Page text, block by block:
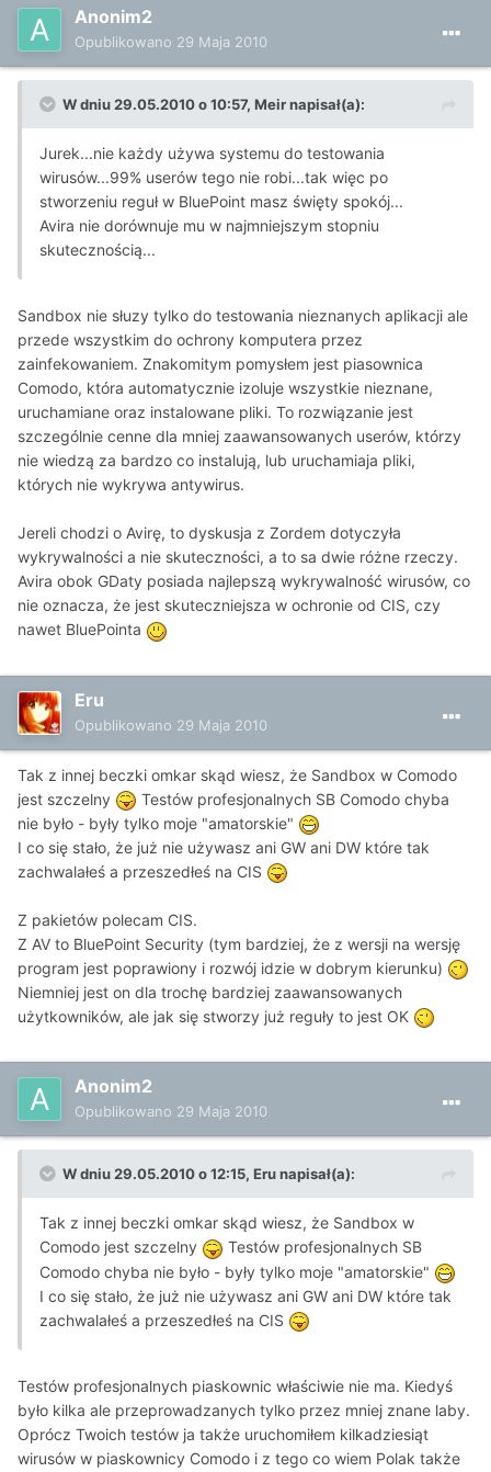
Anonim2
Opublikowano 29 Maja 2010
W dniu 29.05.2010 o 10:57, Meir napisał(a):
Jurek...nie każdy używa systemu do testowania
wirusów...99% userów tego nie robi...tak więc po
stworzeniu reguł w BluePoint masz święty spokój...
Avira nie dorównuje mu w najmniejszym stopniu
skutecznością...
Sandbox nie słuzy tylko do testowania nieznanych aplikacji ale
przede wszystkim do ochrony komputera przez
zainfekowaniem. Znakomitym pomysłem jest piasownica
Comodo, która automatycznie izoluje wszystkie nieznane,
uruchamiane oraz instalowane pliki. To rozwiązanie jest
szczególnie cenne dla mniej zaawansowanych userów, którzy
nie wiedzą za bardzo co instalują, lub uruchamiaja pliki,
których nie wykrywa antywirus.
Jereli chodzi o Avirę, to dyskusja z Zordem dotyczyła
wykrywalności a nie skuteczności, a to sa dwie różne rzeczy.
Avira obok GDaty posiada najlepszą wykrywalność wirusów, co
nie oznacza, że jest skuteczniejsza w ochronie od CIS, czy
nawet BluePointa
Eru
Opublikowano 29 Maja 2010
Tak z innej beczki omkar skąd wiesz, że Sandbox w Comodo
jest szczelny
Testów profesjonalnych SB Comodo chyba
nie było - były tylko moje "amatorskie"
I co się stało, że już nie używasz ani GW ani DW które tak
zachwalałeś a przeszedłeś na CIS
Z pakietów polecam CIS.
Z AV to BluePoint Security (tym bardziej, że z wersji na wersję
program jest poprawiony i rozwój idzie w dobrym kierunku)
Niemniej jest on dla trochę bardziej zaawansowanych
użytkowników, ale jak się stworzy już reguły to jest OK
Anonim2
Opublikowano 29 Maja 2010
W dniu 29.05.2010 o 12:15, Eru napisał(a):
Tak z innej beczki omkar skąd wiesz, że Sandbox w
Comodo jest szczelny
Testów profesjonalnych SB
Comodo chyba nie było - były tylko moje "amatorskie"
I co się stało, że już nie używasz ani GW ani DW które tak
zachwalałeś a przeszedłeś na CIS
Testów profesjonalnych piaskownic właściwie nie ma. Kiedyś
było kilka ale przeprowadzanych tylko przez mniej znane laby.
Oprócz Twoich testów ja także uruchomiłem kilkadziesiąt
wirusów w piaskownicy Comodo i z tego co wiem Polak także